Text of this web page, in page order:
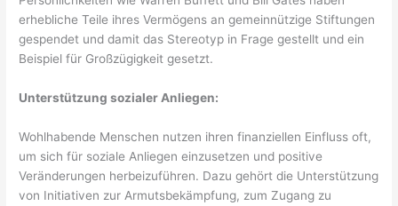
erhebliche Teile ihres Vermögens an gemeinnützige Stiftungen
gespendet und damit das Stereotyp in Frage gestellt und ein
Beispiel für Großzügigkeit gesetzt.
Unterstützung sozialer Anliegen:
Wohlhabende Menschen nutzen ihren finanziellen Einfluss oft,
um sich für soziale Anliegen einzusetzen und positive
Veränderungen herbeizuführen. Dazu gehört die Unterstützung
von Initiativen zur Armutsbekämpfung, zum Zugang zu